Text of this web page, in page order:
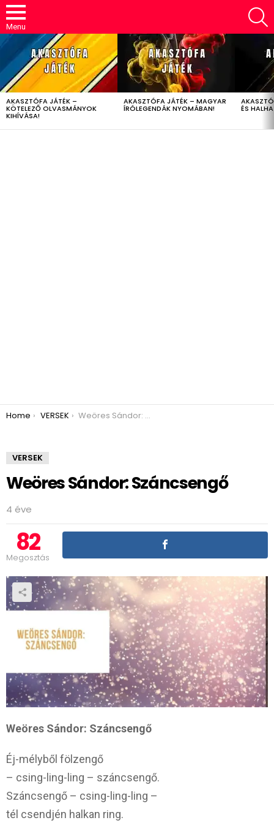
Menu
LATEST
STORIES
AKASZTÓFA JÁTÉK –
KÖTELEZŐ OLVASMÁNYOK
KIHÍVÁSA!
AKASZTÓFA JÁTÉK – MAGYAR
ÍRÓLEGENDÁK NYOMÁBAN! ÉS
You are here:
Home VERSEK Weöres Sándor: Száncsengő
VERSEK
Weöres Sándor: Száncsengő
4 éve
82
Megosztás
Weöres Sándor: Száncsengő
Éj-mélyből fölzengő
– csing-ling-ling – száncsengő.
Száncsengő – csing-ling-ling –
tél csendjén halkan ring.